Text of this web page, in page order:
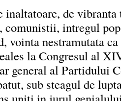
inaltatoare, de
comunistii, intregul
vointa nestramutata
la Congresul al
general al Partidului
sub steagul de